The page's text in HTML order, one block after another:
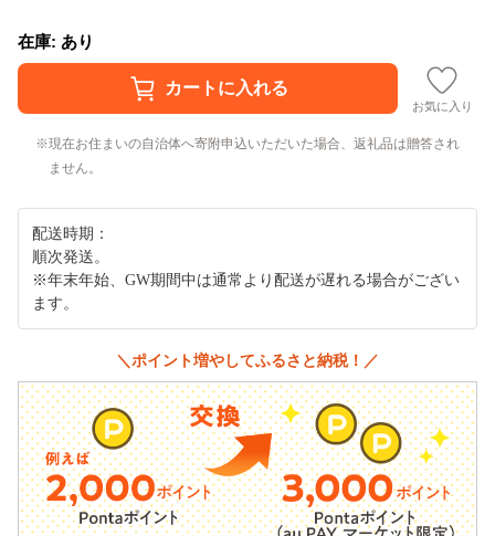
在庫: あり
お気に入り
現在お住まいの自治体へ寄附申込いただいた場合、返礼品は贈答され
ません。
配送時期：
順次発送。
※年末年始、GW期間中は通常より配送が遅れる場合がござい
ます。
＼ポイント増やしてふるさと納税！／